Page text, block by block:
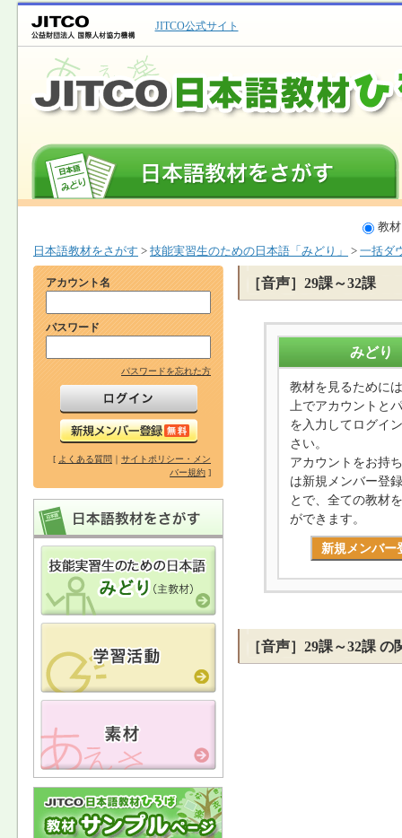
JITCO公式サイト
教
日本語教材をさがす > 技能実習生のための日本語「みどり」 > 一括ダ
アカウント名
パスワード
パスワードを忘れた方
[ よくある質問 ｜ サイトポリシー・メン
バー規約 ]
［音声］29課～32課
みどり
教材を見るために
上でアカウントと
を入力してログイ
さい。
アカウントをお持
は新規メンバー登
とで、全ての教材
ができます。
新規メンバー
［音声］29課～32課 の